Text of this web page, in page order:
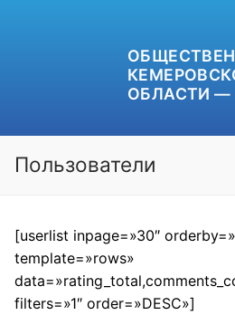
ОБЛАСТИ —
+7 (3842) 58-
ОБРАТНАЯ
Пользователи
[userlist inpage=»30″
template=»rows»
filters=»1″ order=»DESC»]